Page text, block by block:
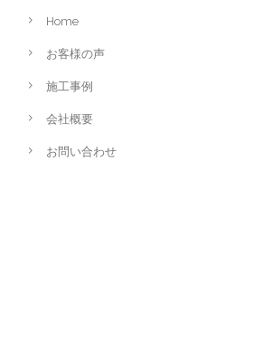
Home
お客様の声
施工事例
会社概要
お問い合わせ